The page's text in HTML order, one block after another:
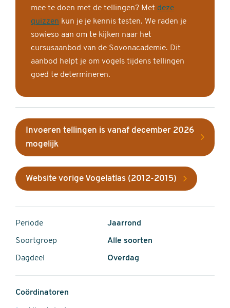
mee te doen met de tellingen? Met deze
quizzen kun je je kennis testen. We raden je
sowieso aan om te kijken naar het
cursusaanbod van de Sovonacademie. Dit
aanbod helpt je om vogels tijdens tellingen
goed te determineren.
Invoeren tellingen is vanaf december 2026
mogelijk
Website vorige Vogelatlas (2012-2015)
Periode Jaarrond
Soortgroep Alle soorten
Dagdeel Overdag
Coördinatoren